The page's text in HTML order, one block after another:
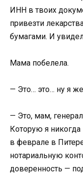
ИНН в твоих
привезти
бумагами. И
Мама побелела.
— Это… это… ну я
— Это, мам,
Которую я
в феврале в
нотариальную
доверенность —